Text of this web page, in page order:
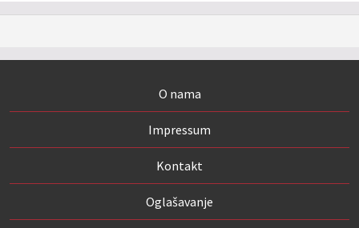
O nama
Impressum
Kontakt
Oglašavanje